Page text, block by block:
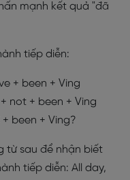
mạnh kết quả "đã
tiếp diễn:
+ been + Ving
not + been + Ving
+ been + Ving?
từ sau để nhận biết
tiếp diễn: All day,